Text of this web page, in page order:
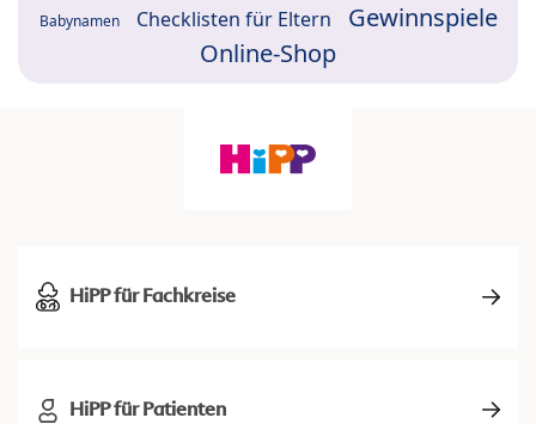
Babynamen Checklisten für Eltern
Gewinnspiele
Online-Shop
HiPP für Fachkreise
HiPP für Patienten